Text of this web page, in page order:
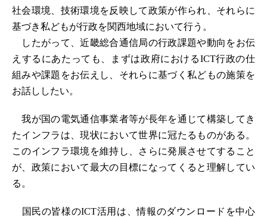
社会環境、技術環境を反映して政策が作られ、それらに
基づき私どもが行政を関西地域において行う。
したがって、近畿総合通信局の行政課題や動向をお伝
えするにあたっても、まずは政府におけるICT行政の仕
組みや課題をお伝えし、それらに基づく私どもの施策を
お話ししたい。
我が国の電気通信事業者等が長年を通じて構築してき
たインフラは、現状において世界に冠たるものがある。
このインフラ環境を維持し、さらに発展させてすること
が、政策において最大の目標になってくると理解してい
る。
国民の皆様のICT活用は、情報のダウンロードを中心